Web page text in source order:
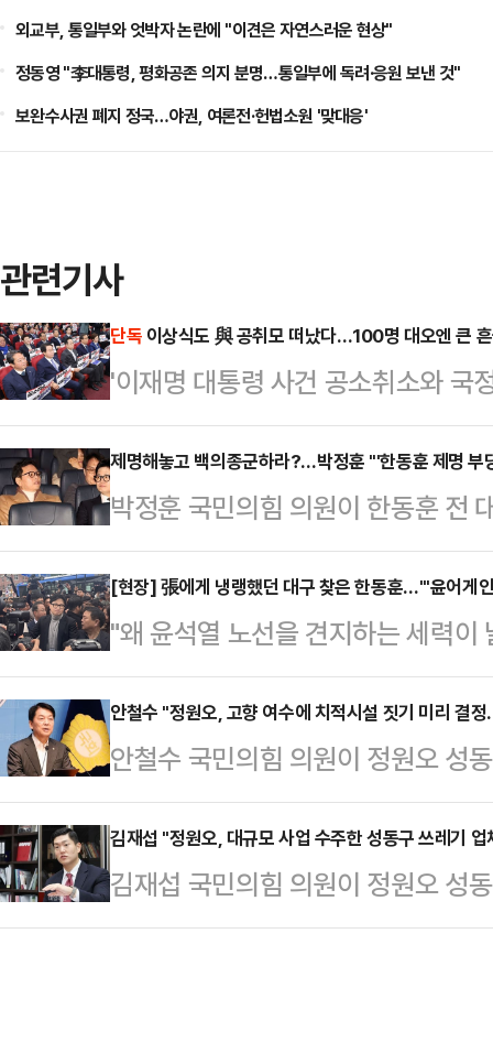
외교부, 통일부와 엇박자 논란에 "이견은 자연스러운 현상"
정동영 "李대통령, 평화공존 의지 분명…통일부에 독려·응원 보낸 것"
보완수사권 폐지 정국…야권, 여론전·헌법소원 '맞대응'
관련기사
단독 이상식도 與 공취모 떠났다…100명 대오엔 큰
'이재명 대통령 사건 공소취소와 국
속이던 이상식 더불어민주당 의원
의원을 포함해 총 5명이 이탈했지
고 있어 대오에 큰 흔들림은 없는
이상식 민주당 의원은 지난 25일 '
한 '윤석열 정권 조작기소 및 공소
모를 떠났다. 이 의원은 당 공식기
는 건 계파…
제명해놓고 백의종군하라?…박정훈 "'한동훈 제명 부
박정훈 국민의힘 의원이 한동훈 전
요구에 대해 "그 제안이 진정성을
과 함께여야 한다"고 강조했다.박
"한 전 대표에게 백의종군을 하라
유리하다'고들 한다"며 "얼핏 친구
서 국회 외교통일위원장이기도 한
기자회견을 열어 "지난 22대 총선
이 결코 가…
[현장] 張에게 냉랭했던 대구 찾은 한동훈…"'윤어게
"왜 윤석열 노선을 견지하는 세력
선' 그러니까, 윤석열 노선을 끊어
이다. 그럼 미래가 없다."장동혁 국
구 서문시장. 최근 장동혁 지도부로
가 27일 '보수의 심장' 대구를 당당
노선에 맞서 전면전을 선포했다. 당
원들을 당 윤리위원회에 제소하겠
정지 1년 …
안철수 "정원오, 고향 여수에 치적시설 짓기 미리 결
안철수 국민의힘 의원이 정원오 성
농지가 있는 전남 여수에 성동구 휴
표를 거쳤다는 반박에 대해 "고향이
로 미리 결정하고, 형식상의 주민
의원은 27일 페이스북에 성동힐링
김재섭 "정원오, 대규모 사업 수주한 성동구 쓰레기
김재섭 국민의힘 의원이 정원오
청장 선거 과정에서 성동구 소재 쓰